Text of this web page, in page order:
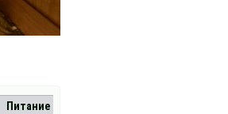
Питание